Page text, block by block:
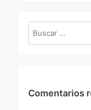
Buscar:
Comentarios